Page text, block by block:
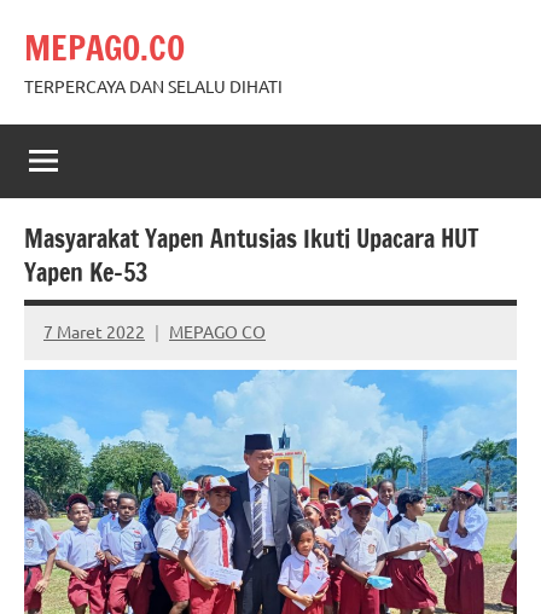
content
MEPAGO.CO
TERPERCAYA DAN SELALU DIHATI
Masyarakat Yapen Antusias Ikuti Upacara HUT
Yapen Ke-53
7 Maret 2022 MEPAGO CO
No
comments